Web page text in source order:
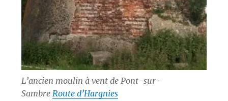
L’ancien moulin à vent de Pont-sur-
Sambre Route d’Hargnies